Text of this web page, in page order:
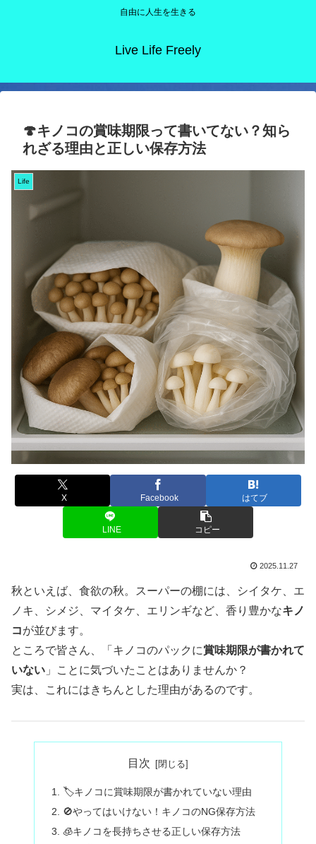
自由に人生を生きる
Live Life Freely
🍄キノコの賞味期限って書いてない？知ら
れざる理由と正しい保存方法
Life
X Facebook はてブ
LINE コピー
2025.11.27
秋といえば、食欲の秋。スーパーの棚には、シイタケ、エ
ノキ、シメジ、マイタケ、エリンギなど、香り豊かなキノ
コが並びます。
ところで皆さん、「キノコのパックに賞味期限が書かれて
いない 」ことに気づいたことはありませんか？
実は、これにはきちんとした理由があるのです。
目次
🏷キノコに賞味期限が書かれていない理由
🚫やってはいけない！キノコのNG保存方法
🧊キノコを長持ちさせる正しい保存方法